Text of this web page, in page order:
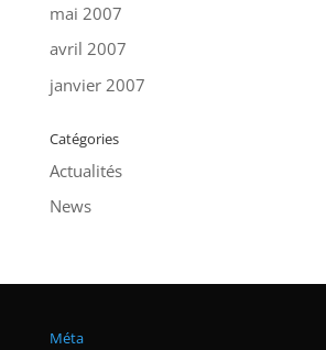
mai 2007
avril 2007
janvier 2007
Catégories
Actualités
News
Méta